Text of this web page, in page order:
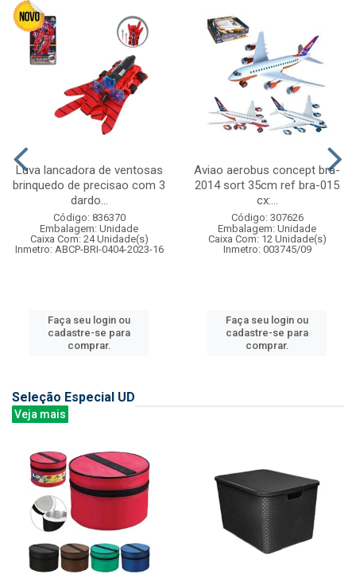
Luva lancadora de ventosas
brinquedo de precisao com 3
dardo...
Código: 836370
Embalagem: Unidade
Caixa Com: 24 Unidade(s)
Inmetro: ABCP-BRI-0404-2023-16
Faça seu login ou
cadastre-se para
comprar.
Aviao aerobus concept bra-
2014 sort 35cm ref bra-015
cx:...
Código: 307626
Embalagem: Unidade
Caixa Com: 12 Unidade(s)
Inmetro: 003745/09
Faça seu login ou
cadastre-se para
comprar.
Seleção Especial UD
Veja mais